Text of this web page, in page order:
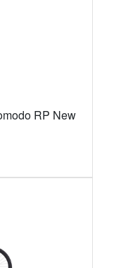
RP New